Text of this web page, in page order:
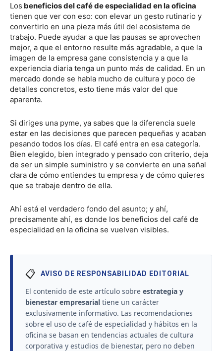
Los beneficios del café de especialidad en la oficina
tienen que ver con eso: con elevar un gesto rutinario y
convertirlo en una pieza más útil del ecosistema de
trabajo. Puede ayudar a que las pausas se aprovechen
mejor, a que el entorno resulte más agradable, a que la
imagen de la empresa gane consistencia y a que la
experiencia diaria tenga un punto más de calidad. En un
mercado donde se habla mucho de cultura y poco de
detalles concretos, esto tiene más valor del que
aparenta.
Si diriges una pyme, ya sabes que la diferencia suele
estar en las decisiones que parecen pequeñas y acaban
pesando todos los días. El café entra en esa categoría.
Bien elegido, bien integrado y pensado con criterio, deja
de ser un simple suministro y se convierte en una señal
clara de cómo entiendes tu empresa y de cómo quieres
que se trabaje dentro de ella.
Ahí está el verdadero fondo del asunto; y ahí,
precisamente ahí, es donde los beneficios del café de
especialidad en la oficina se vuelven visibles.
📋 AVISO DE RESPONSABILIDAD EDITORIAL
El contenido de este artículo sobre estrategia y
bienestar empresarial tiene un carácter
exclusivamente informativo. Las recomendaciones
sobre el uso de café de especialidad y hábitos en la
oficina se basan en tendencias actuales de cultura
corporativa y estudios de bienestar, pero no deben